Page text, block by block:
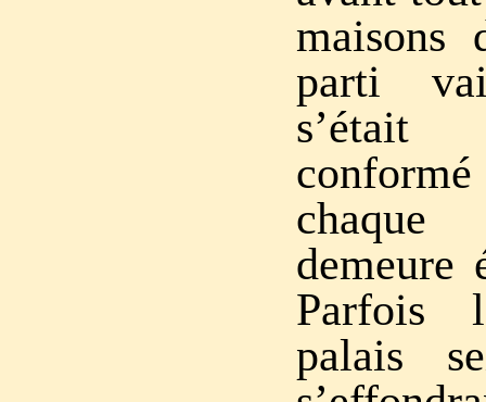
maisons
parti
demeure
Parfois
palais